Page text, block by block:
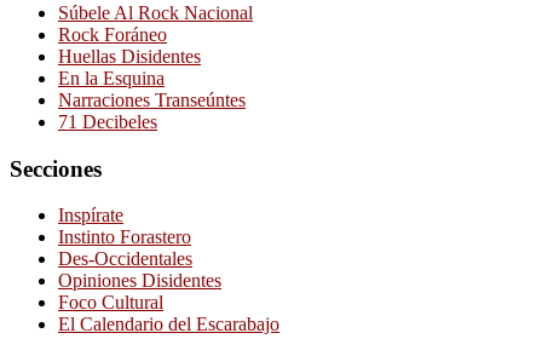
Súbele Al Rock Nacional
Rock Foráneo
Huellas Disidentes
En la Esquina
Narraciones Transeúntes
71 Decibeles
Secciones
Inspírate
Instinto Forastero
Des-Occidentales
Opiniones Disidentes
Foco Cultural
El Calendario del Escarabajo